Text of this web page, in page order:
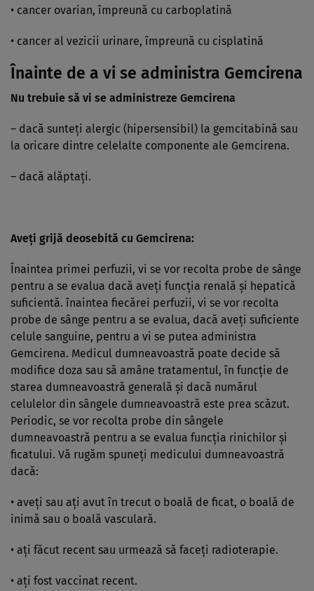
• cancer ovarian, împreună cu carboplatină
• cancer al vezicii urinare, împreună cu cisplatină
Înainte de a vi se administra Gemcirena
Nu trebuie să vi se administreze Gemcirena
– dacă sunteţi alergic (hipersensibil) la gemcitabină sau
la oricare dintre celelalte componente ale Gemcirena.
– dacă alăptaţi.
Aveţi grijă deosebită cu Gemcirena:
Înaintea primei perfuzii, vi se vor recolta probe de sânge
pentru a se evalua dacă aveţi funcţia renală şi hepatică
suficientă. înaintea fiecărei perfuzii, vi se vor recolta
probe de sânge pentru a se evalua, dacă aveţi suficiente
celule sanguine, pentru a vi se putea administra
Gemcirena. Medicul dumneavoastră poate decide să
modifice doza sau să amâne tratamentul, în funcţie de
starea dumneavoastră generală şi dacă numărul
celulelor din sângele dumneavoastră este prea scăzut.
Periodic, se vor recolta probe din sângele
dumneavoastră pentru a se evalua funcţia rinichilor şi
ficatului. Vă rugăm spuneţi medicului dumneavoastră
dacă:
• aveţi sau aţi avut în trecut o boală de ficat, o boală de
inimă sau o boală vasculară.
• aţi făcut recent sau urmează să faceţi radioterapie.
• aţi fost vaccinat recent.